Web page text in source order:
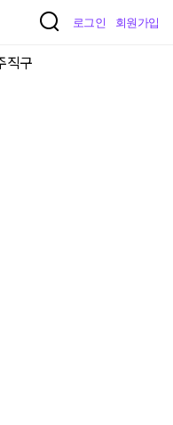
로그인 회원가입